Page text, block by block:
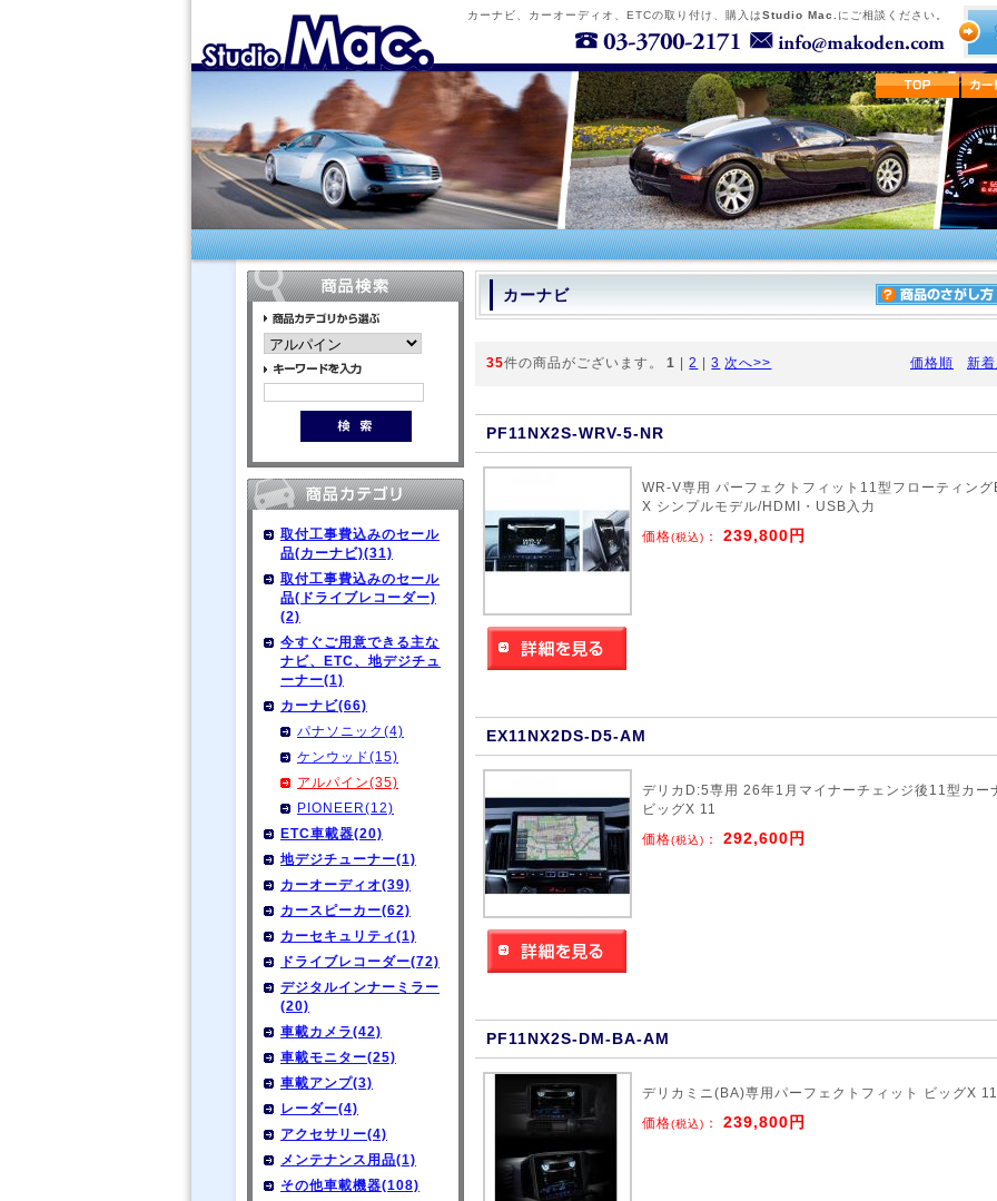
カーナビ、カーオーディオ、ETCの取り付け、購入はStudio Mac. にご相談ください。
取付工事費込みのセール
品(カーナビ)(31)
取付工事費込みのセール
品(ドライブレコーダー)
(2)
今すぐご用意できる主な
ナビ、ETC、地デジチュ
ーナー(1)
カーナビ(66)
パナソニック(4)
ケンウッド(15)
アルパイン(35)
PIONEER(12)
ETC車載器(20)
地デジチューナー(1)
カーオーディオ(39)
カースピーカー(62)
カーセキュリティ(1)
ドライブレコーダー(72)
デジタルインナーミラー
(20)
車載カメラ(42)
車載モニター(25)
車載アンプ(3)
レーダー(4)
アクセサリー(4)
メンテナンス用品(1)
その他車載機器(108)
カーナビ
35件の商品がございます。 1 |2 |3 次へ>> 価格順 新
PF11NX2S-WRV-5-NR
WR-V専用 パーフェクトフィット11型フローティング
X シンプルモデル/HDMI・USB入力
価格(税込) ： 239,800円
EX11NX2DS-D5-AM
デリカD:5専用 26年1月マイナーチェンジ後11型カー
ビッグX 11
価格(税込) ： 292,600円
PF11NX2S-DM-BA-AM
デリカミニ(BA)専用パーフェクトフィット ビッグX 11
価格(税込) ： 239,800円